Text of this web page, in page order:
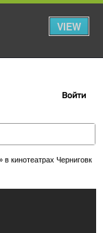
VIEW
Войти
Черниговки. Купить билеты!